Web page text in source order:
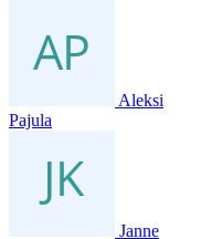
Aleksi
Pajula
Janne